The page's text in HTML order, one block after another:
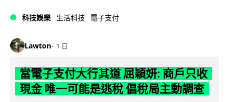
科技娛樂 生活科技 電子支付
Lawton 1 日
當電子支付大行其道 屈穎妍: 商戶只收
現金 唯一可能是逃稅 倡稅局主動調查